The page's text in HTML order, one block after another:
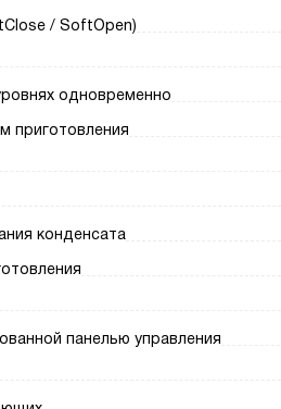
/ SoftOpen)
одновременно
приготовления
конденсата
панелью управления